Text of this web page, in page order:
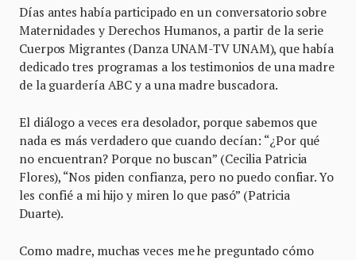
Días antes había participado en un conversatorio sobre
Maternidades y Derechos Humanos, a partir de la serie
Cuerpos Migrantes (Danza UNAM-TV UNAM), que había
dedicado tres programas a los testimonios de una madre
de la guardería ABC y a una madre buscadora.
El diálogo a veces era desolador, porque sabemos que
nada es más verdadero que cuando decían: “¿Por qué
no encuentran? Porque no buscan” (Cecilia Patricia
Flores), “Nos piden confianza, pero no puedo confiar. Yo
les confié a mi hijo y miren lo que pasó” (Patricia
Duarte).
Como madre, muchas veces me he preguntado cómo